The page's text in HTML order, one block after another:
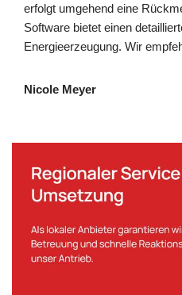
erfolgt umgehend eine
Software bietet einen
Energieerzeugung. Wir
Nicole Meyer